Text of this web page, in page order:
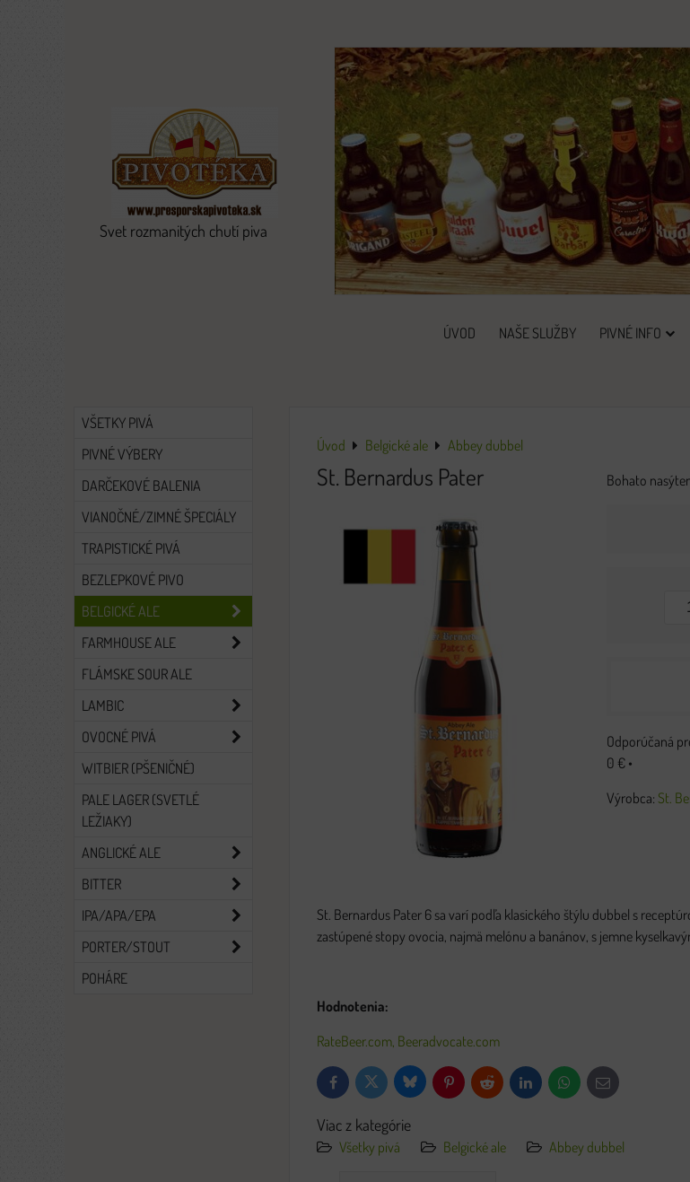
Svet rozmanitých chutí piva
ÚVOD NAŠE SLUŽBY PIVNÉ INFO
Úvod Belgické ale Abbey dubbel
St. Bernardus Pater Bohato
0 € •
Výrobca: St.
St. Bernardus Pater 6 sa varí podľa klasického štýlu dubbel s
zastúpené stopy ovocia, najmä melónu a banánov, s jemne
Hodnotenia:
RateBeer.com, Beeradvocate.com
FacebookTwitter Bluesky PinterestReddit LinkedInWhatsApp
E-
mail
Viac z kategórie
Všetky pivá Belgické ale Abbey dubbel
VŠETKY PIVÁ
PIVNÉ VÝBERY
DARČEKOVÉ BALENIA
VIANOČNÉ/ZIMNÉ ŠPECIÁLY
TRAPISTICKÉ PIVÁ
BEZLEPKOVÉ PIVO
BELGICKÉ ALE
FARMHOUSE ALE
FLÁMSKE SOUR ALE
LAMBIC
OVOCNÉ PIVÁ
WITBIER (PŠENIČNÉ)
PALE LAGER (SVETLÉ
LEŽIAKY)
ANGLICKÉ ALE
BITTER
IPA/APA/EPA
PORTER/STOUT
POHÁRE